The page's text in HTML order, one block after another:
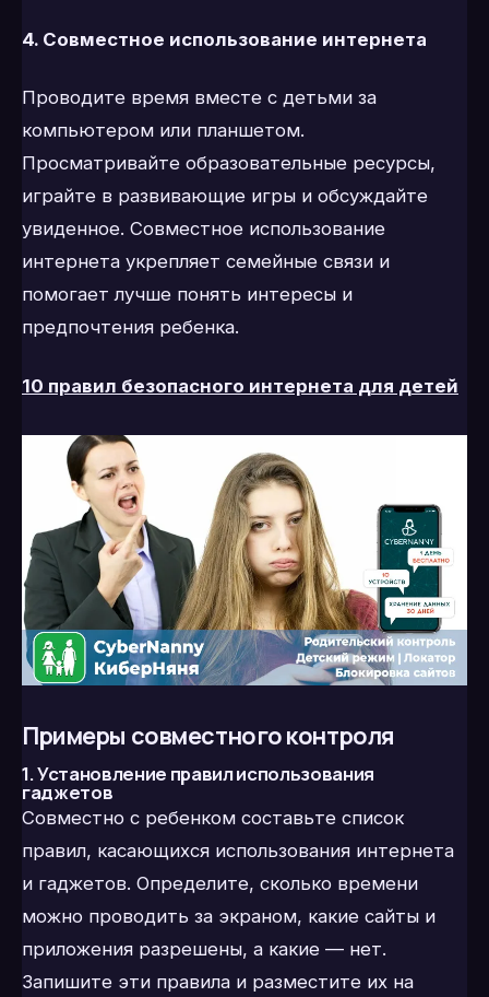
4. Совместное использование интернета
Проводите время вместе с детьми за
компьютером или планшетом.
Просматривайте образовательные ресурсы,
играйте в развивающие игры и обсуждайте
увиденное. Совместное использование
интернета укрепляет семейные связи и
помогает лучше понять интересы и
предпочтения ребенка.
10 правил безопасного интернета для детей
Примеры совместного контроля
1. Установление правил использования
гаджетов
Совместно с ребенком составьте список
правил, касающихся использования интернета
и гаджетов. Определите, сколько времени
можно проводить за экраном, какие сайты и
приложения разрешены, а какие — нет.
Запишите эти правила и разместите их на